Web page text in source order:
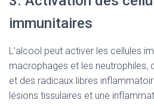
immunitaires
L’alcool peut activer les cellules
macrophages et les neutrophiles,
et des radicaux libres
lésions tissulaires et une